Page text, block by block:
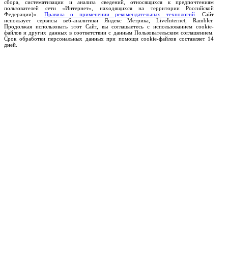
сбора, систематизации и анализа сведений, относящихся к предпочтениям
пользователей сети «Интернет», находящихся на территории Российской
Федерации)». Правила о применении рекомендательных технологий.
Сайт
использует сервисы веб-аналитики Яндекс Метрика, LiveInternet, Rambler.
Продолжая использовать этот Сайт, вы соглашаетесь с использованием cookie-
файлов и других данных в соответствии с данным Пользовательским соглашением.
Срок обработки персональных данных при помощи cookie-файлов составляет 14
дней.